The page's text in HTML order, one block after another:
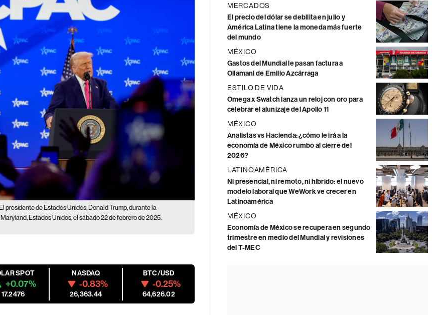
El presidente de Estados Unidos, Donald Trump, durante la
Estados Unidos, el sábado 22 de febrero de 2025.
SPOT
+0.07%
17.2476
NASDAQ
-0.83%
26,363.44
BTC/USD
-0.25%
64,626.02
MERCADOS
El precio del dólar se debilita en julio y
América Latina tiene la moneda más fuerte
del mundo
MÉXICO
Gastos del Mundial le pasan factura a
Ollamani de Emilio Azcárraga
ESTILO DE VIDA
Omega x Swatch lanza un reloj con oro para
celebrar el alunizaje del Apollo 11
MÉXICO
Analistas vs Hacienda: ¿cómo le irá a la
economía de México rumbo al cierre del
2026?
LATINOAMÉRICA
Ni presencial, ni remoto, ni híbrido: el nuevo
modelo laboral que WeWork ve crecer en
Latinoamérica
MÉXICO
Economía de México se recupera en segundo
trimestre en medio del Mundial y revisiones
del T-MEC